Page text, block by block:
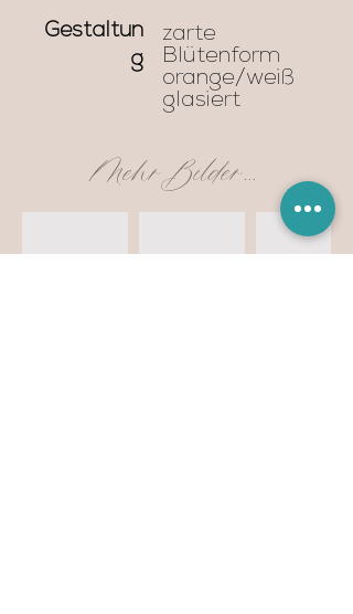
Gestaltun
g
zarte
Blütenform
orange/weiß
glasiert
Mehr Bilder...